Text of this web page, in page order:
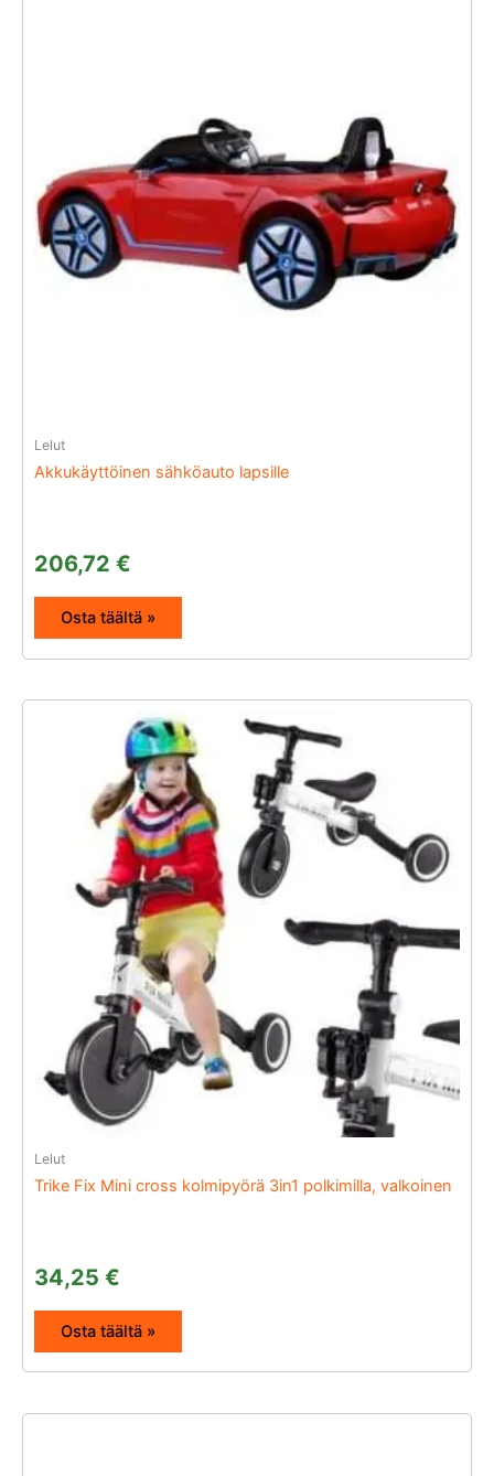
Lelut
Akkukäyttöinen sähköauto lapsille
206,72 €
Osta täältä »
Lelut
Trike Fix Mini cross kolmipyörä 3in1 polkimilla, valkoinen
34,25 €
Osta täältä »